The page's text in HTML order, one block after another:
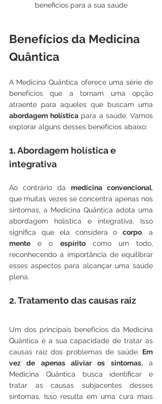
beneficios para a sua saúde
Benefícios da Medicina
Quântica
A Medicina Quântica oferece uma série de
benefícios que a tornam uma opção
abordagem holística para a saúde. Vamos
explorar alguns desses benefícios abaixo:
1. Abordagem holística e
integrativa
Ao contrário da medicina convencional,
que muitas vezes se concentra apenas nos
sintomas, a Medicina Quântica adota uma
abordagem holística e integrativa. Isso
significa que ela considera o corpo
mente e o espírito como um todo,
reconhecendo a importância de equilibrar
esses aspectos para alcançar uma saúde
plena.
2. Tratamento das causas raiz
Um dos principais benefícios da Medicina
Quântica é a sua capacidade de tratar as
causas raiz dos problemas de saúde. Em
vez de apenas aliviar os sintomas, a
Medicina Quântica busca identificar e
tratar as causas subjacentes desses
sintomas. Isso resulta em uma cura mais